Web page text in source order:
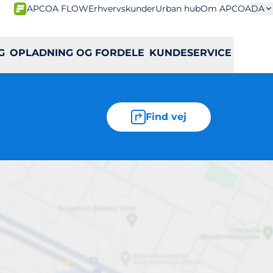
APCOA FLOWErhvervskunderUrban hubOm APCOADA
OPLADNING OG FORDELE KUNDESERVICE
Find vej